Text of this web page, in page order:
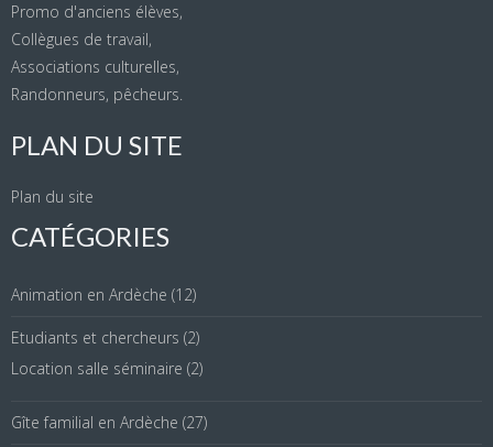
Promo d'anciens élèves,
Collègues de travail,
Associations culturelles,
Randonneurs, pêcheurs.
PLAN DU SITE
Plan du site
CATÉGORIES
Animation en Ardèche (12)
Etudiants et chercheurs (2)
Location salle séminaire (2)
Gîte familial en Ardèche (27)